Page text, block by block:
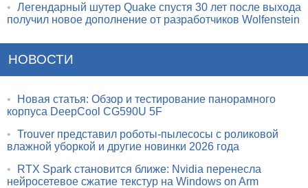
• Легендарный шутер Quake спустя 30 лет после выхода
получил новое дополнение от разработчиков Wolfenstein
НОВОСТИ
•
Новая статья: Обзор и тестирование панорамного
корпуса DeepCool CG590U 5F
• Trouver представил роботы-пылесосы с роликовой
влажной уборкой и другие новинки 2026 года
•
RTX Spark становится ближе: Nvidia перенесла
нейросетевое сжатие текстур на Windows on Arm